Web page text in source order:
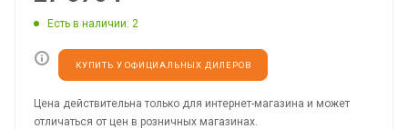
Есть в наличии: 2
КУПИТЬ У ОФИЦИАЛЬНЫХ ДИЛЕРОВ
Цена действительна только для интернет-магазина и может
отличаться от цен в розничных магазинах.